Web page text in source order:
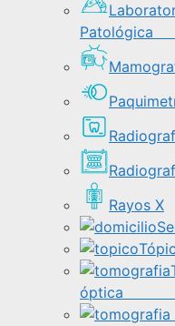
Rayos X
óptica